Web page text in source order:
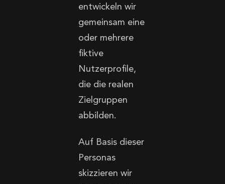
entwickeln wir
gemeinsam eine
oder mehrere
fiktive
Nutzerprofile,
die die realen
Zielgruppen
abbilden.
Auf Basis dieser
Personas
skizzieren wir